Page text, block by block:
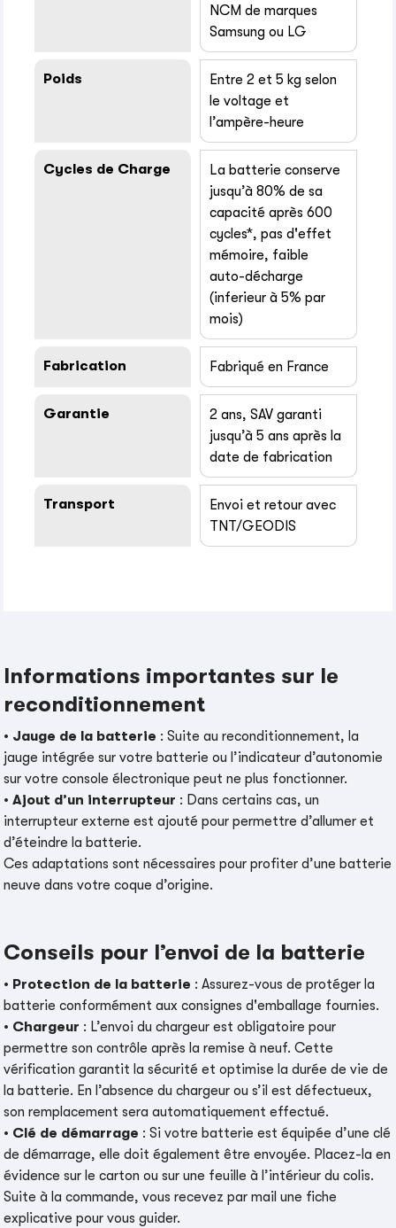
NCM de marques
Samsung ou LG
Poids
Entre 2 et 5 kg selon
le voltage et
l’ampère-heure
Cycles de Charge
La batterie conserve
jusqu’à 80% de sa
capacité après 600
cycles*, pas d'effet
mémoire, faible
auto-décharge
(inferieur à 5% par
mois)
Fabrication Fabriqué en France
Garantie
2 ans, SAV garanti
jusqu’à 5 ans après la
date de fabrication
Transport
Envoi et retour avec
TNT/GEODIS
Informations importantes sur le
reconditionnement
• Jauge de la batterie : Suite au reconditionnement, la
jauge intégrée sur votre batterie ou l’indicateur d’autonomie
sur votre console électronique peut ne plus fonctionner.
•Ajout d’un interrupteur : Dans certains cas, un
interrupteur externe est ajouté pour permettre d’allumer et
d’éteindre la batterie.
Ces adaptations sont nécessaires pour profiter d’une batterie
neuve dans votre coque d’origine.
Conseils pour l’envoi de la batterie
• Protection de la batterie : Assurez-vous de protéger la
batterie conformément aux consignes d'emballage fournies.
• Chargeur : L’envoi du chargeur est obligatoire pour
permettre son contrôle après la remise à neuf. Cette
vérification garantit la sécurité et optimise la durée de vie de
la batterie. En l’absence du chargeur ou s’il est défectueux,
son remplacement sera automatiquement effectué.
• Clé de démarrage : Si votre batterie est équipée d’une clé
de démarrage, elle doit également être envoyée. Placez-la en
évidence sur le carton ou sur une feuille à l’intérieur du colis.
Suite à la commande, vous recevez par mail une fiche
explicative pour vous guider.